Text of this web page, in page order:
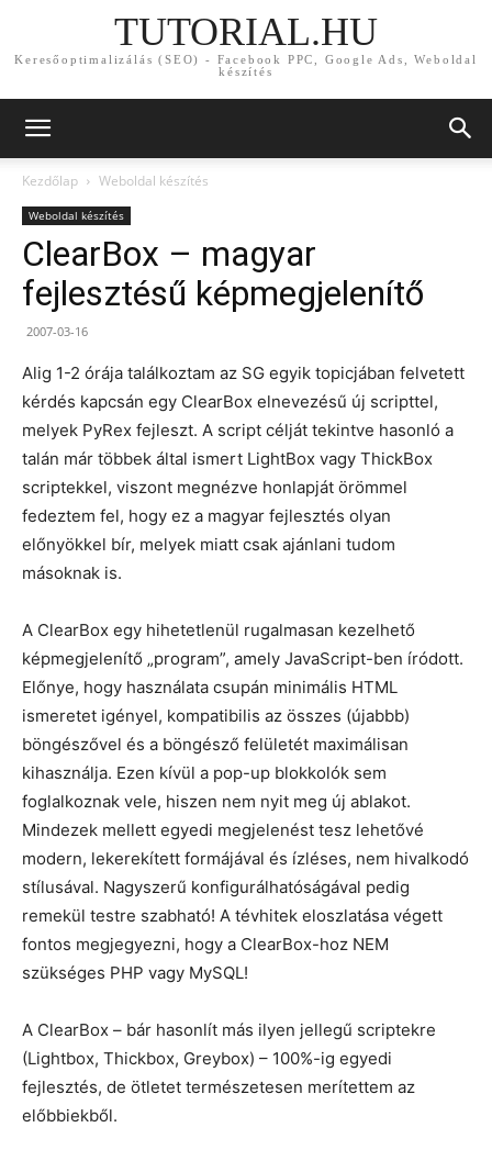
TUTORIAL.HU
Keresőoptimalizálás (SEO) - Facebook PPC, Google Ads, Weboldal
készítés
Kezdőlap Weboldal készítés
Weboldal készítés
ClearBox – magyar
fejlesztésű képmegjelenítő
2007-03-16
Alig 1-2 órája találkoztam az SG egyik topicjában felvetett
kérdés kapcsán egy ClearBox elnevezésű új scripttel,
melyek PyRex fejleszt. A script célját tekintve hasonló a
talán már többek által ismert LightBox vagy ThickBox
scriptekkel, viszont megnézve honlapját örömmel
fedeztem fel, hogy ez a magyar fejlesztés olyan
előnyökkel bír, melyek miatt csak ajánlani tudom
másoknak is.
A ClearBox egy hihetetlenül rugalmasan kezelhető
képmegjelenítő „program”, amely JavaScript-ben íródott.
Előnye, hogy használata csupán minimális HTML
ismeretet igényel, kompatibilis az összes (újabbb)
böngészővel és a böngésző felületét maximálisan
kihasználja. Ezen kívül a pop-up blokkolók sem
foglalkoznak vele, hiszen nem nyit meg új ablakot.
Mindezek mellett egyedi megjelenést tesz lehetővé
modern, lekerekített formájával és ízléses, nem hivalkodó
stílusával. Nagyszerű konfigurálhatóságával pedig
remekül testre szabható! A tévhitek eloszlatása végett
fontos megjegyezni, hogy a ClearBox-hoz NEM
szükséges PHP vagy MySQL!
A ClearBox – bár hasonlít más ilyen jellegű scriptekre
(Lightbox, Thickbox, Greybox) – 100%-ig egyedi
fejlesztés, de ötletet természetesen merítettem az
előbbiekből.